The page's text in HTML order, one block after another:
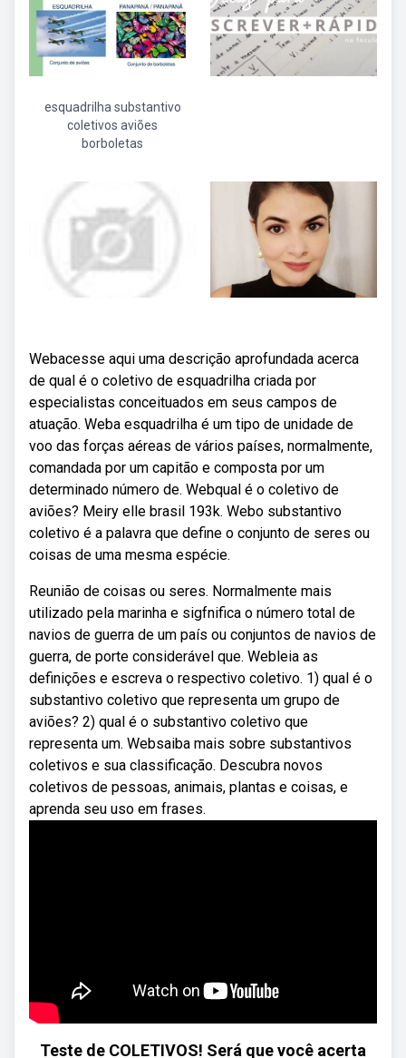
esquadrilha substantivo
coletivos aviões
borboletas
Webacesse aqui uma descrição aprofundada acerca
de qual é o coletivo de esquadrilha criada por
especialistas conceituados em seus campos de
atuação. Weba esquadrilha é um tipo de unidade de
voo das forças aéreas de vários países, normalmente,
comandada por um capitão e composta por um
determinado número de. Webqual é o coletivo de
aviões? Meiry elle brasil 193k. Webo substantivo
coletivo é a palavra que define o conjunto de seres ou
coisas de uma mesma espécie.
Reunião de coisas ou seres. Normalmente mais
utilizado pela marinha e sigfnifica o número total de
navios de guerra de um país ou conjuntos de navios de
guerra, de porte considerável que. Webleia as
definições e escreva o respectivo coletivo. 1) qual é o
substantivo coletivo que representa um grupo de
aviões? 2) qual é o substantivo coletivo que
representa um. Websaiba mais sobre substantivos
coletivos e sua classificação. Descubra novos
coletivos de pessoas, animais, plantas e coisas, e
aprenda seu uso em frases.
Teste de COLETIVOS! Será que você acerta